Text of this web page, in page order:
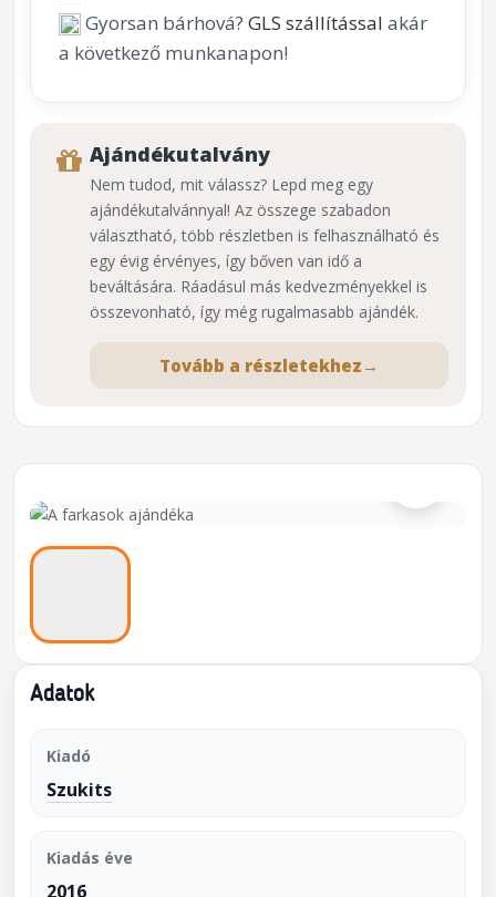
⌕
Adatok
Kiadó
Szukits
Kiadás éve
2016
Gyorsan bárhová? GLS szállítással akár
a következő munkanapon!
Ajándékutalvány
Nem tudod, mit válassz? Lepd meg egy
ajándékutalvánnyal! Az összege szabadon
választható, több részletben is felhasználható és
egy évig érvényes, így bőven van idő a
beváltására. Ráadásul más kedvezményekkel is
összevonható, így még rugalmasabb ajándék.
Tovább a részletekhez →